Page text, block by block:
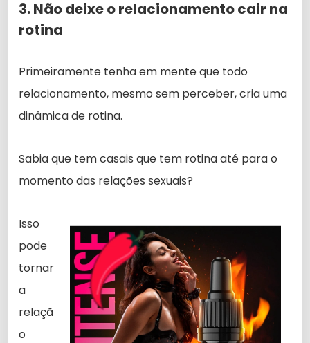
3. Não deixe o relacionamento cair na
rotina
Primeiramente tenha em mente que todo
relacionamento, mesmo sem perceber, cria uma
dinâmica de rotina.
Sabia que tem casais que tem rotina até para o
momento das relações sexuais?
Isso
pode
tornar
a
relaçã
o